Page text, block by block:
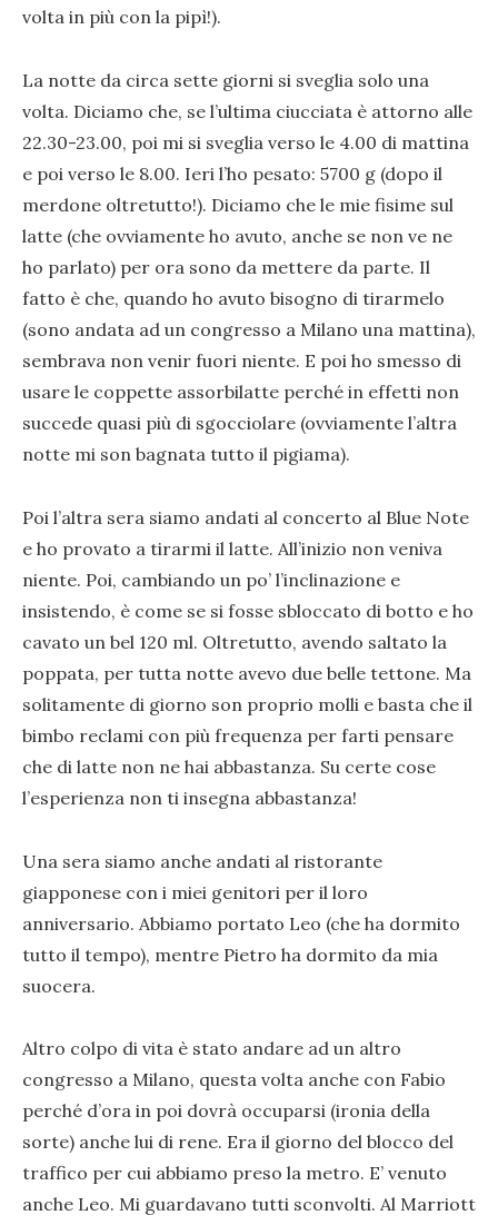
volta in più con la pipì!).
La notte da circa sette giorni si sveglia solo una
volta. Diciamo che, se l’ultima ciucciata è attorno alle
22.30-23.00, poi mi si sveglia verso le 4.00 di mattina
e poi verso le 8.00. Ieri l’ho pesato: 5700 g (dopo il
merdone oltretutto!). Diciamo che le mie fisime sul
latte (che ovviamente ho avuto, anche se non ve ne
ho parlato) per ora sono da mettere da parte. Il
fatto è che, quando ho avuto bisogno di tirarmelo
(sono andata ad un congresso a Milano una mattina),
sembrava non venir fuori niente. E poi ho smesso di
usare le coppette assorbilatte perché in effetti non
succede quasi più di sgocciolare (ovviamente l’altra
notte mi son bagnata tutto il pigiama).
Poi l’altra sera siamo andati al concerto al Blue Note
e ho provato a tirarmi il latte. All’inizio non veniva
niente. Poi, cambiando un po’ l’inclinazione e
insistendo, è come se si fosse sbloccato di botto e ho
cavato un bel 120 ml. Oltretutto, avendo saltato la
poppata, per tutta notte avevo due belle tettone. Ma
solitamente di giorno son proprio molli e basta che il
bimbo reclami con più frequenza per farti pensare
che di latte non ne hai abbastanza. Su certe cose
l’esperienza non ti insegna abbastanza!
Una sera siamo anche andati al ristorante
giapponese con i miei genitori per il loro
anniversario. Abbiamo portato Leo (che ha dormito
tutto il tempo), mentre Pietro ha dormito da mia
suocera.
Altro colpo di vita è stato andare ad un altro
congresso a Milano, questa volta anche con Fabio
perché d’ora in poi dovrà occuparsi (ironia della
sorte) anche lui di rene. Era il giorno del blocco del
traffico per cui abbiamo preso la metro. E’ venuto
anche Leo. Mi guardavano tutti sconvolti. Al Marriott